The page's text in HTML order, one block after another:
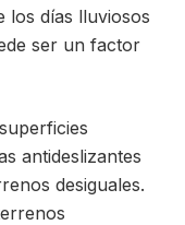
los días lluviosos
ser un factor
antideslizantes
desiguales.